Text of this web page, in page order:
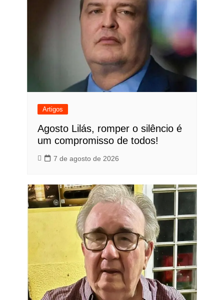
Artigos
Agosto Lilás, romper o silêncio é
um compromisso de todos!
7 de agosto de 2026